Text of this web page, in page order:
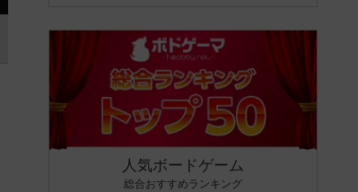
人気ボードゲーム
総合おすすめランキング